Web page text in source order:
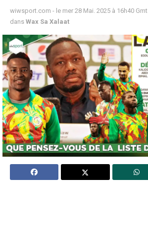
wiwsport.com - le mer 28 Mai. 2025 à 16h40 Gmt
dans Wax Sa Xalaat